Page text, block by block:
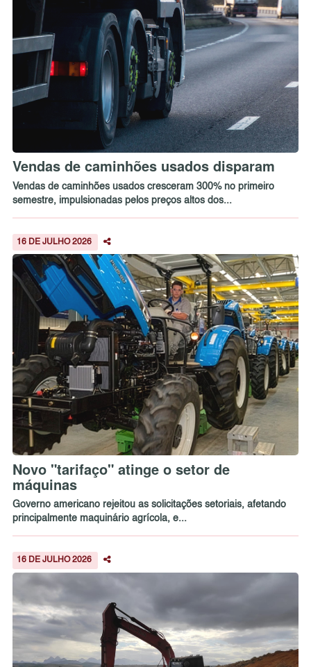
Vendas de caminhões usados disparam
Vendas de caminhões usados cresceram 300% no primeiro
semestre, impulsionadas pelos preços altos dos...
16 DE JULHO 2026
Novo "tarifaço" atinge o setor de
máquinas
Governo americano rejeitou as solicitações setoriais, afetando
principalmente maquinário agrícola, e...
16 DE JULHO 2026